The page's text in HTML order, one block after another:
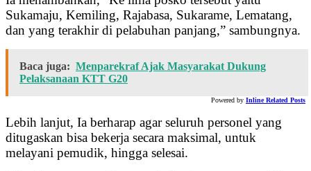
Sukamaju, Kemiling, Rajabasa, Sukarame, Lematang,
dan yang terakhir di pelabuhan panjang,” sambungnya.
Baca juga: Menparekraf Ajak Masyarakat Dukung
Pelaksanaan KTT G20
Powered by Inline Related Posts
Lebih lanjut, Ia berharap agar seluruh personel yang
ditugaskan bisa bekerja secara maksimal, untuk
melayani pemudik, hingga selesai.